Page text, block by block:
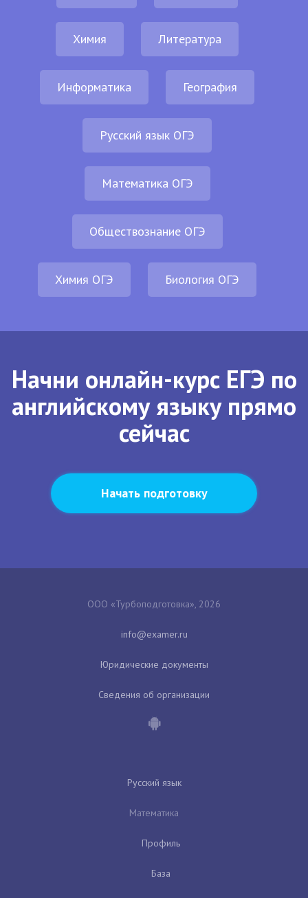
Химия Литература
Информатика География
Русский язык ОГЭ
Математика ОГЭ
Обществознание ОГЭ
Химия ОГЭ Биология ОГЭ
Начни онлайн-курс ЕГЭ по
английскому языку прямо
сейчас
Начать подготовку
ООО «Турбоподготовка», 2026
Юридические документы
Сведения об организации
Русский язык
Математика
Профиль
База